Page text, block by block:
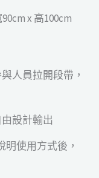
x 高100cm
人員拉開段帶，
設計輸出
明使用方式後，